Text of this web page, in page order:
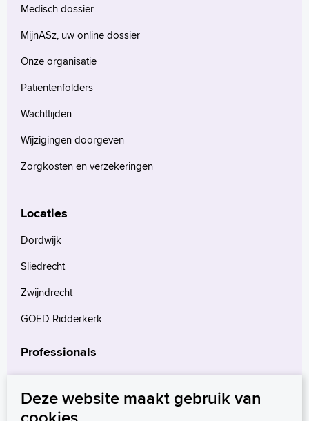
Medisch dossier
MijnASz, uw online dossier
Onze organisatie
Patiëntenfolders
Wachttijden
Wijzigingen doorgeven
Zorgkosten en verzekeringen
Locaties
Dordwijk
Sliedrecht
Zwijndrecht
GOED Ridderkerk
Professionals
Verwijzers
Wetenschappelijk onderzoek
Deze website maakt gebruik van